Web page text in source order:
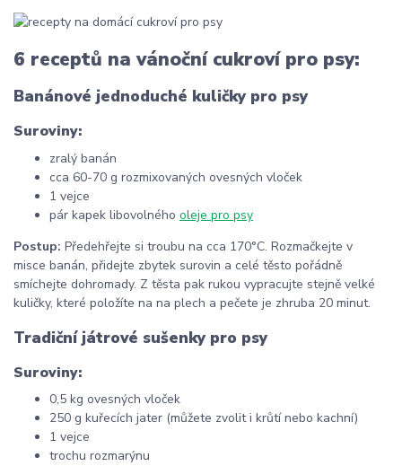
6 receptů na vánoční cukroví pro psy:
Banánové jednoduché kuličky pro psy
Suroviny:
zralý banán
cca 60-70 g rozmixovaných ovesných vloček
1 vejce
pár kapek libovolného oleje pro psy
Postup: Předehřejte si troubu na cca 170°C. Rozmačkejte v
misce banán, přidejte zbytek surovin a celé těsto pořádně
smíchejte dohromady. Z těsta pak rukou vypracujte stejně velké
kuličky, které položíte na na plech a pečete je zhruba 20 minut.
Tradiční játrové sušenky pro psy
Suroviny:
0,5 kg ovesných vloček
250 g kuřecích jater (můžete zvolit i krůtí nebo kachní)
1 vejce
trochu rozmarýnu